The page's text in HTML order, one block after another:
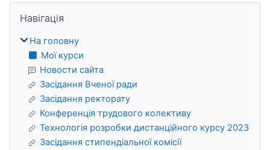
Блоки
Навігація
На головну
Мої курси
Новости сайта
Засідання Вченої ради
Засідання ректорату
Конференція трудового колективу
Технологія розробки дистанційного курсу 2023
Засідання стипендіальної комісії